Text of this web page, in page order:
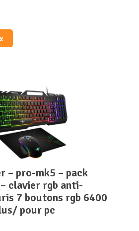
clavier rgb anti-
7 boutons rgb 6400
pour pc